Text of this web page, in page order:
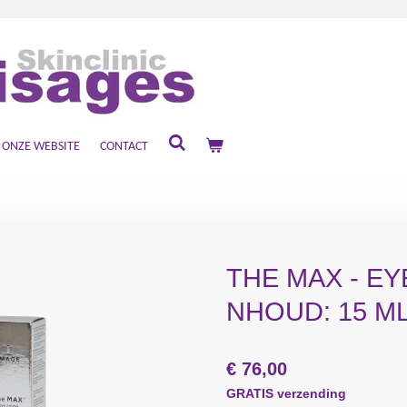
ONZE WEBSITE CONTACT
THE MAX -
NHOUD: 15
€ 76,00
GRATIS verzending